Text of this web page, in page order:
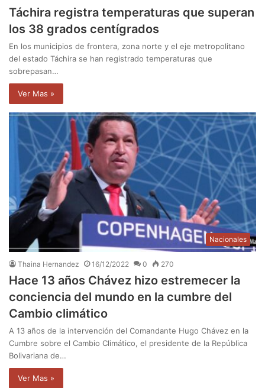
Táchira registra temperaturas que superan
los 38 grados centígrados
En los municipios de frontera, zona norte y el eje metropolitano
del estado Táchira se han registrado temperaturas que
sobrepasan…
Ver Mas »
Nacionales
Thaina Hernandez 16/12/2022 0 270
Hace 13 años Chávez hizo estremecer la
conciencia del mundo en la cumbre del
Cambio climático
A 13 años de la intervención del Comandante Hugo Chávez en la
Cumbre sobre el Cambio Climático, el presidente de la República
Bolivariana de…
Ver Mas »